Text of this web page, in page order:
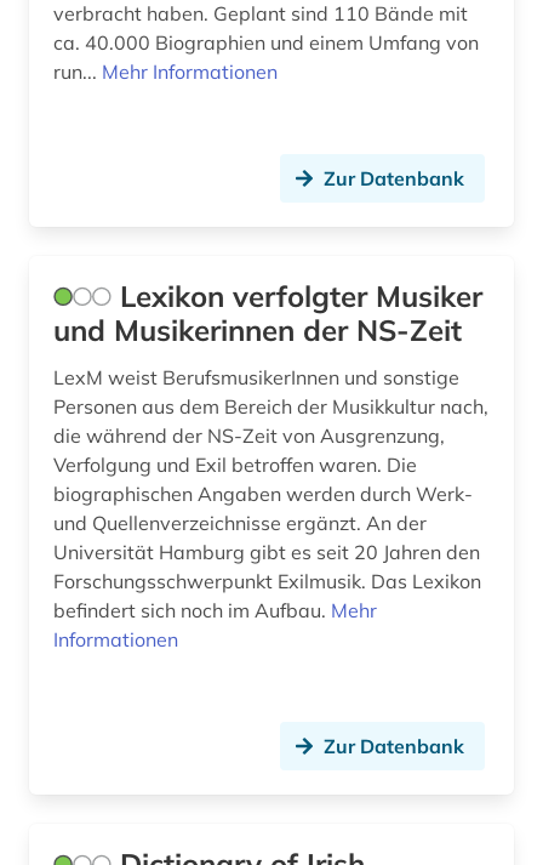
wörterbuch (22)
verbracht haben. Geplant sind 110 Bände mit
ca. 40.000 Biographien und einem Umfang von
run... Mehr Informationen
Zur Datenbank
Lexikon verfolgter Musiker
und Musikerinnen der NS-Zeit
LexM weist BerufsmusikerInnen und sonstige
Personen aus dem Bereich der Musikkultur nach,
die während der NS-Zeit von Ausgrenzung,
Verfolgung und Exil betroffen waren. Die
biographischen Angaben werden durch Werk-
und Quellenverzeichnisse ergänzt. An der
Universität Hamburg gibt es seit 20 Jahren den
Forschungsschwerpunkt Exil­mu­sik. Das Lexikon
befindert sich noch im Aufbau. Mehr
Informationen
Zur Datenbank